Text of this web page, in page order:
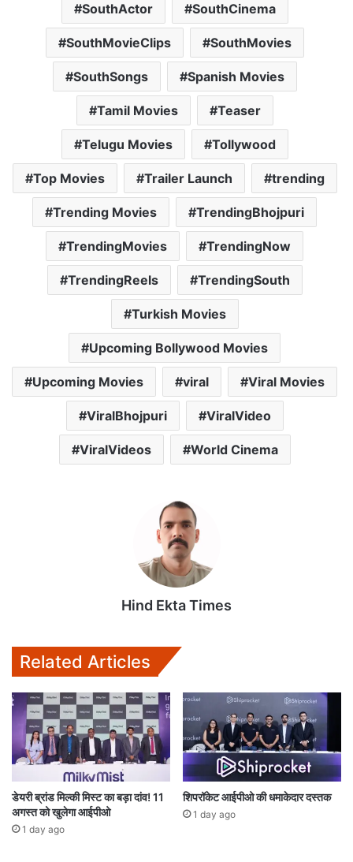
SouthActor SouthCinema
SouthMovieClips SouthMovies
SouthSongs Spanish Movies
Tamil Movies Teaser
Telugu Movies Tollywood
Top Movies Trailer Launch trending
Trending Movies TrendingBhojpuri
TrendingMovies TrendingNow
TrendingReels TrendingSouth
Turkish Movies
Upcoming Bollywood Movies
Upcoming Movies viral Viral Movies
ViralBhojpuri ViralVideo
ViralVideos World Cinema
Hind Ekta Times
Related Articles
डेयरी ब्रांड मिल्की मिस्ट का बड़ा दांव! 11
अगस्त को खुलेगा आईपीओ
1 day ago
शिपरॉकेट आईपीओ की धमाकेदार दस्तक
1 day ago